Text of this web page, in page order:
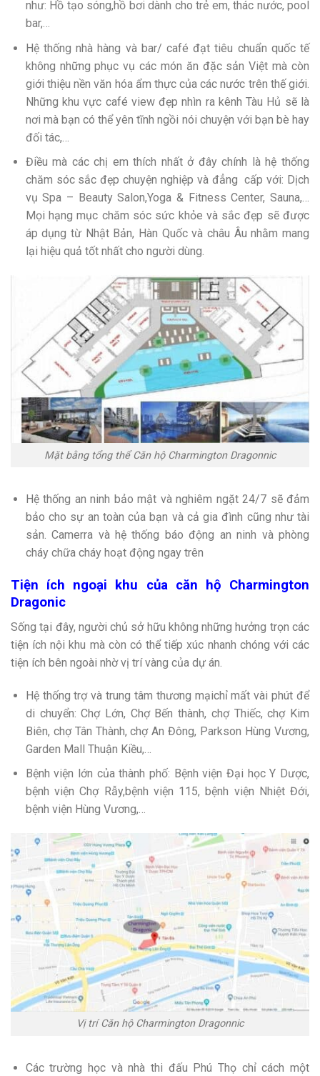
như: Hồ tạo sóng,hồ bơi dành cho trẻ em, thác nước, pool
bar,…
Hệ thống nhà hàng và bar/ café đạt tiêu chuẩn quốc tế
không những phục vụ các món ăn đặc sản Việt mà còn
giới thiệu nền văn hóa ẩm thực của các nước trên thế giới.
Những khu vực café view đẹp nhìn ra kênh Tàu Hủ sẽ là
nơi mà bạn có thể yên tĩnh ngồi nói chuyện với bạn bè hay
đối tác,…
Điều mà các chị em thích nhất ở đây chính là hệ thống
chăm sóc sắc đẹp chuyện nghiệp và đẳng cấp với: Dịch
vụ Spa – Beauty Salon,Yoga & Fitness Center, Sauna,…
Mọi hạng mục chăm sóc sức khỏe và sắc đẹp sẽ được
áp dụng từ Nhật Bản, Hàn Quốc và châu Âu nhằm mang
lại hiệu quả tốt nhất cho người dùng.
Mặt bằng tổng thể Căn hộ Charmington Dragonnic
Hệ thống an ninh bảo mật và nghiêm ngặt 24/7 sẽ đảm
bảo cho sự an toàn của bạn và cả gia đình cũng như tài
sản. Camerra và hệ thống báo động an ninh và phòng
cháy chữa cháy hoạt động ngay trên
Tiện ích ngoại khu của căn hộ Charmington
Dragonic
Sống tại đây, người chủ sở hữu không những hưởng trọn các
tiện ích nội khu mà còn có thể tiếp xúc nhanh chóng với các
tiện ích bên ngoài nhờ vị trí vàng của dự án.
Hệ thống trợ và trung tâm thương mạichỉ mất vài phút để
di chuyển: Chợ Lớn, Chợ Bến thành, chợ Thiếc, chợ Kim
Biên, chợ Tân Thành, chợ An Đông, Parkson Hùng Vương,
Garden Mall Thuận Kiều,…
Bệnh viện lớn của thành phố: Bệnh viện Đại học Y Dược,
bệnh viện Chợ Rẫy,bệnh viện 115, bệnh viện Nhiệt Đới,
bệnh viện Hùng Vương,…
Vị trí Căn hộ Charmington Dragonnic
Các trường học và nhà thi đấu Phú Thọ chỉ cách một